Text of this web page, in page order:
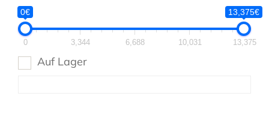
0€ 13,375€
0 3,344 6,688 10,031 13,375
Auf Lager